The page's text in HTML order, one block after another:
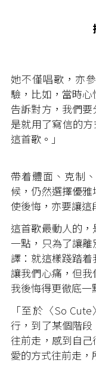
她不僅唱歌，亦
驗，比如，當時
告訴對方，我們
是就用了寫信的方
這首歌。」
帶着體面、克制
候，仍然選擇優
使後悔，亦要讓這
這首歌最動人的
一點，只為了讓
譯：就這樣踐踏
讓我們心痛，但
我後悔得更徹底一
「至於〈So
行，到了某個階
往前走，感到自
愛的方式往前走，